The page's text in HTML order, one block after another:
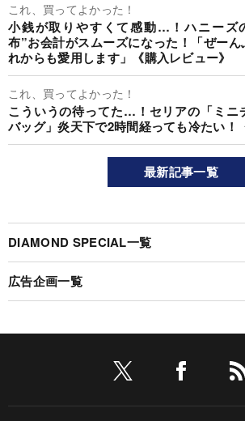
これ、買ってよかった！
小銭が取りやすくて感動…！ハニーズ
布”お会計がスムーズになった！「ぜー
れからも愛用します」《購入レビュー》
これ、買ってよかった！
こういうの待ってた…！セリアの「ミニ
バッグ」炎天下で2時間経っても冷たい！
最新記事一覧
DIAMOND SPECIAL一覧
広告企画一覧